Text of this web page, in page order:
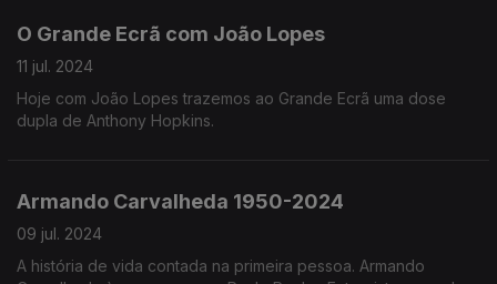
O Grande Ecrã com João Lopes
11 jul. 2024
Hoje com João Lopes trazemos ao Grande Ecrã uma dose
dupla de Anthony Hopkins.
Armando Carvalheda 1950-2024
09 jul. 2024
A história de vida contada na primeira pessoa. Armando